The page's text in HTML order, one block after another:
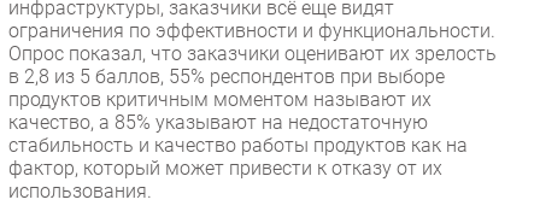
инфраструктуры, заказчики всё еще видят
ограничения по эффективности и функциональности.
Опрос показал, что заказчики оценивают их зрелость
в 2,8 из 5 баллов, 55% респондентов при выборе
продуктов критичным моментом называют их
качество, а 85% указывают на недостаточную
стабильность и качество работы продуктов как на
фактор, который может привести к отказу от их
использования.